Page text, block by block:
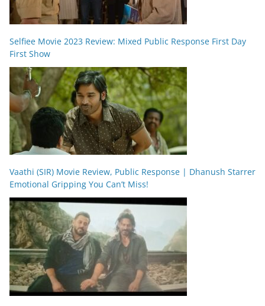
Selfiee Movie 2023 Review: Mixed Public Response First Day
First Show
Vaathi (SIR) Movie Review, Public Response | Dhanush Starrer
Emotional Gripping You Can’t Miss!